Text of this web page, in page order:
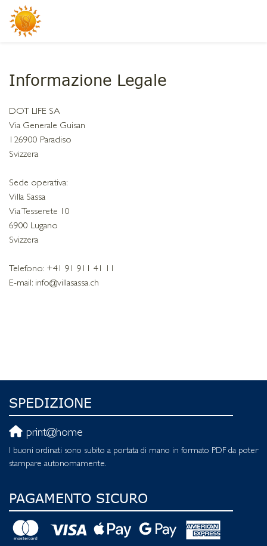
Informazione Legale
DOT LIFE SA
Via Generale Guisan
126900 Paradiso
Svizzera
Sede operativa:
Villa Sassa
Via Tesserete 10
6900 Lugano
Svizzera
Telefono: +41 91 911 41 11
E-mail: info@villasassa.ch
SPEDIZIONE
print@home
I buoni ordinati sono subito a portata di mano in formato PDF da poter
stampare autonomamente.
PAGAMENTO SICURO